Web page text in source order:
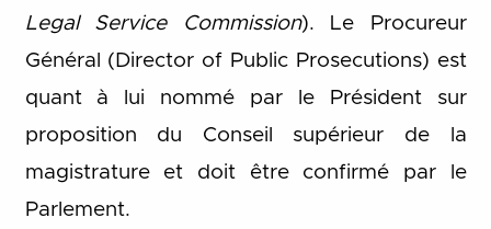
Legal Service Commission). Le Procureur
Général (Director of Public Prosecutions) est
quant à lui nommé par le Président sur
proposition du Conseil supérieur de la
magistrature et doit être confirmé par le
Parlement.